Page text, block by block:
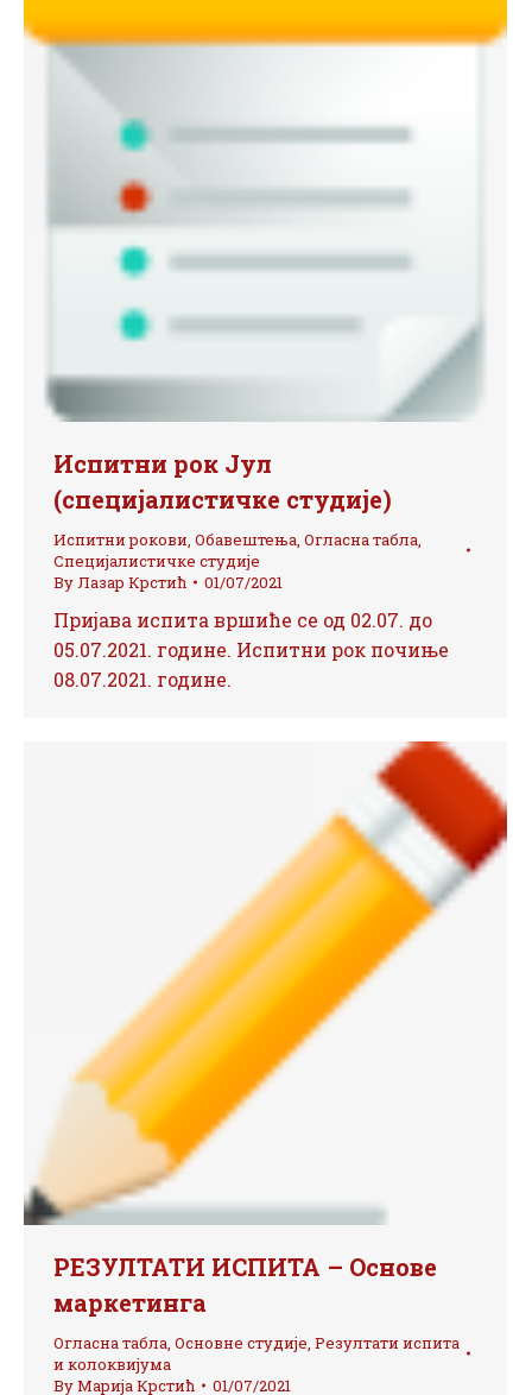
Испитни рок Јул
(специјалистичке студије)
Испитни рокови, Обавештења, Огласна табла,
Специјалистичке студије
ByЛазар Крстић 01/07/2021
Пријава испита вршиће се од 02.07. до
05.07.2021. године. Испитни рок почиње
08.07.2021. године.
РЕЗУЛТАТИ ИСПИТА – Основе
маркетинга
Огласна табла, Основне студије, Резултати испита
и колоквијума
ByМарија Крстић 01/07/2021